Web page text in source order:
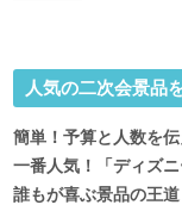
人気の二次会景品
簡単！予算と人数を
一番人気！「ディズニ
誰もが喜ぶ景品の王道